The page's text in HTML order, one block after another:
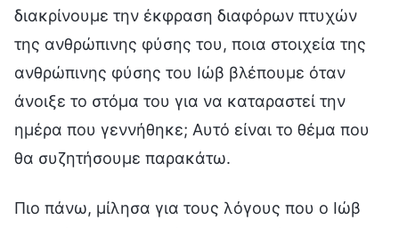
διακρίνουμε την έκφραση διαφόρων πτυχών
της ανθρώπινης φύσης του, ποια στοιχεία της
ανθρώπινης φύσης του Ιώβ βλέπουμε όταν
άνοιξε το στόμα του για να καταραστεί την
ημέρα που γεννήθηκε; Αυτό είναι το θέμα που
θα συζητήσουμε παρακάτω.
Πιο πάνω, μίλησα για τους λόγους που ο Ιώβ